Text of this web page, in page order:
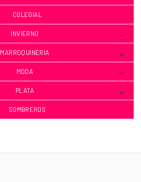
COLEGIAL
INVIERNO
MARROQUINERIA
MODA
PLATA
SOMBREROS